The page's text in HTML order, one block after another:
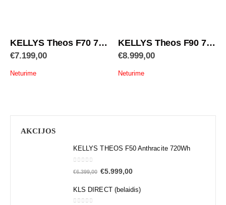
KELLYS Theos F70 720Wh
€7.199,00
Neturime
KELLYS Theos F90 720Wh
€8.999,00
Neturime
AKCIJOS
KELLYS THEOS F50 Anthracite 720Wh
out of 5
€6.399,00 €5.999,00
KLS DIRECT (belaidis)